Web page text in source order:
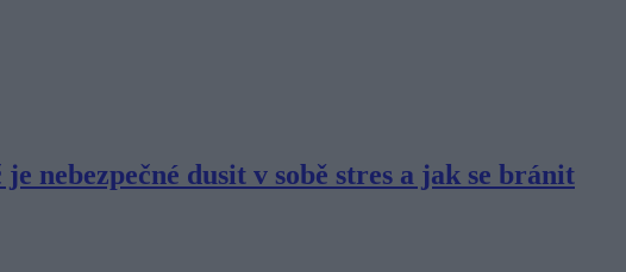
nebezpečné dusit v sobě stres a jak se bránit